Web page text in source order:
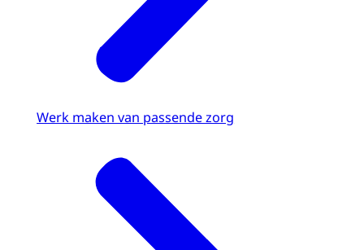
Werk maken van passende zorg